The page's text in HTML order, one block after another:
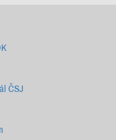
ČSJ